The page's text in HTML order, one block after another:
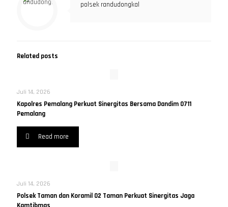
polsek randudongkal
Related posts
Juli 14, 2026
Kapolres Pemalang Perkuat Sinergitas Bersama Dandim 0711
Pemalang
Read more
Juli 14, 2026
Polsek Taman dan Koramil 02 Taman Perkuat Sinergitas Jaga